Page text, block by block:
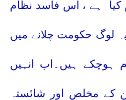
ہے ، اس فاسد نظام
لوگ حکومت چلانے میں
ہوچکے ہیں۔اب انہیں
کے مخلص اور شائستہ